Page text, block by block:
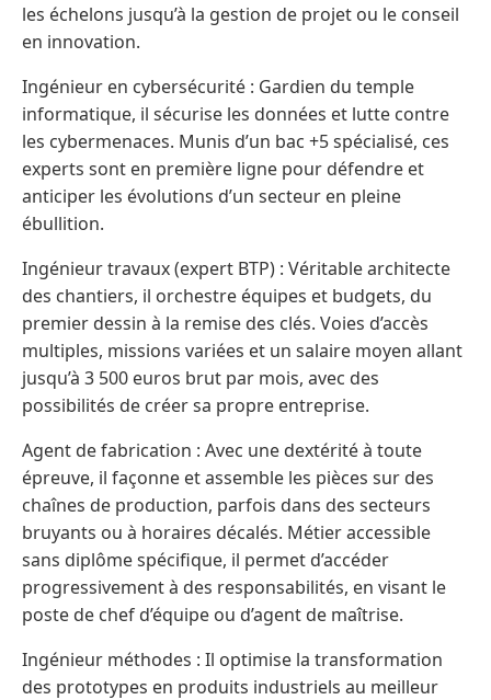
les échelons jusqu’à la gestion de projet ou le conseil
en innovation.
Ingénieur en cybersécurité : Gardien du temple
informatique, il sécurise les données et lutte contre
les cybermenaces. Munis d’un bac +5 spécialisé, ces
experts sont en première ligne pour défendre et
anticiper les évolutions d’un secteur en pleine
ébullition.
Ingénieur travaux (expert BTP) : Véritable architecte
des chantiers, il orchestre équipes et budgets, du
premier dessin à la remise des clés. Voies d’accès
multiples, missions variées et un salaire moyen allant
jusqu’à 3 500 euros brut par mois, avec des
possibilités de créer sa propre entreprise.
Agent de fabrication : Avec une dextérité à toute
épreuve, il façonne et assemble les pièces sur des
chaînes de production, parfois dans des secteurs
bruyants ou à horaires décalés. Métier accessible
sans diplôme spécifique, il permet d’accéder
progressivement à des responsabilités, en visant le
poste de chef d’équipe ou d’agent de maîtrise.
Ingénieur méthodes : Il optimise la transformation
des prototypes en produits industriels au meilleur